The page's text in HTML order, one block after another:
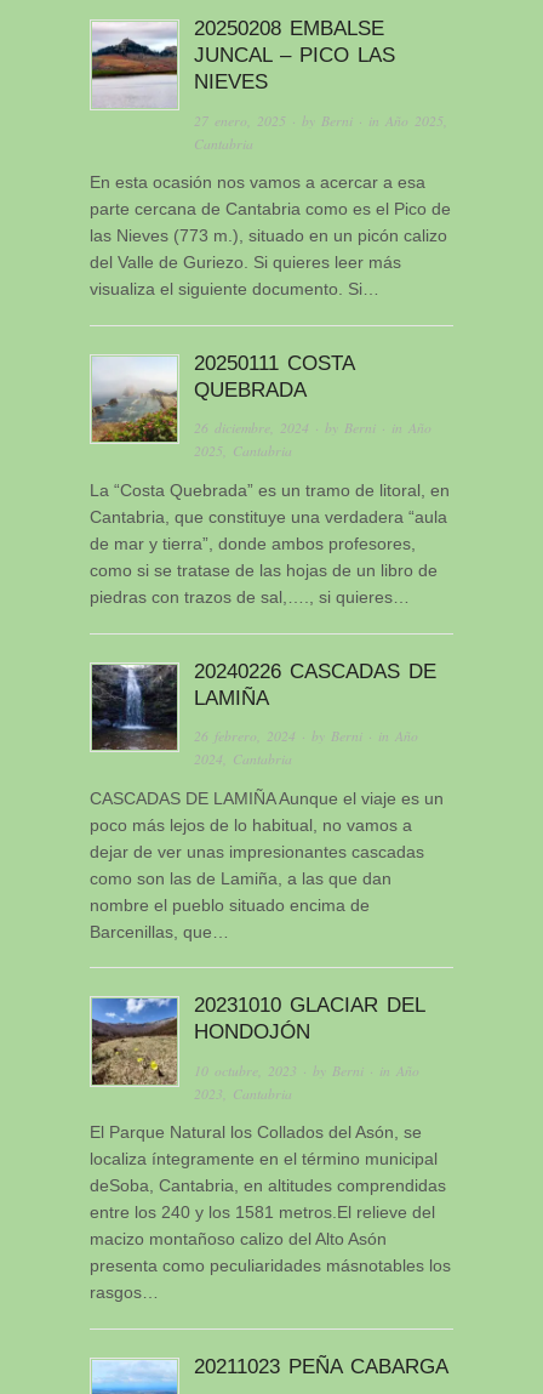
20250208 EMBALSE
JUNCAL – PICO LAS
NIEVES
27 enero, 2025 · by Berni · in Año 2025
Cantabria
En esta ocasión nos vamos a acercar a esa
parte cercana de Cantabria como es el Pico de
las Nieves (773 m.), situado en un picón calizo
del Valle de Guriezo. Si quieres leer más
visualiza el siguiente documento. Si…
20250111 COSTA
QUEBRADA
26 diciembre, 2024 · byBerni · inAño
2025, Cantabria
La “Costa Quebrada” es un tramo de litoral, en
Cantabria, que constituye una verdadera “aula
de mar y tierra”, donde ambos profesores,
como si se tratase de las hojas de un libro de
piedras con trazos de sal,…., si quieres…
20240226 CASCADAS DE
LAMIÑA
26 febrero, 2024 · by Berni · in Año
2024
Cantabria
CASCADAS DE LAMIÑA Aunque el viaje es un
poco más lejos de lo habitual, no vamos a
dejar de ver unas impresionantes cascadas
como son las de Lamiña, a las que dan
nombre el pueblo situado encima de
Barcenillas, que…
20231010 GLACIAR DEL
HONDOJÓN
10 octubre, 2023 · by Berni · in Año
2023
Cantabria
El Parque Natural los Collados del Asón, se
localiza íntegramente en el término municipal
deSoba, Cantabria, en altitudes comprendidas
entre los 240 y los 1581 metros.El relieve del
macizo montañoso calizo del Alto Asón
presenta como peculiaridades másnotables los
rasgos…
20211023 PEÑA CABARGA